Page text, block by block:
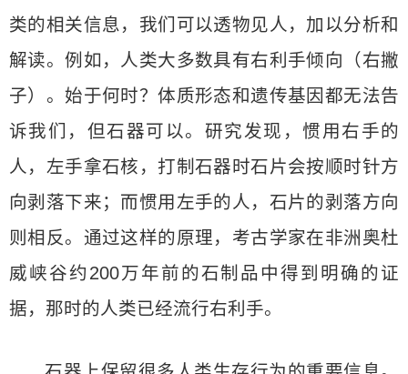
类的相关信息，我们可以透物见人，加以分析和
解读。例如，人类大多数具有右利手倾向（右撇
子）。始于何时？体质形态和遗传基因都无法告
诉我们，但石器可以。研究发现，惯用右手的
人，左手拿石核，打制石器时石片会按顺时针方
向剥落下来；而惯用左手的人，石片的剥落方向
则相反。通过这样的原理，考古学家在非洲奥杜
威峡谷约200万年前的石制品中得到明确的证
据，那时的人类已经流行右利手。